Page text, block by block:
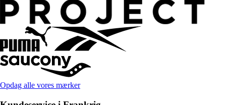
Opdag alle vores mærker